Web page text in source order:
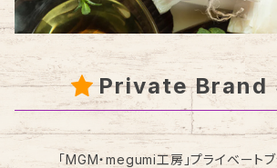
Private Brand
「MGM・megumi工房」プライベート